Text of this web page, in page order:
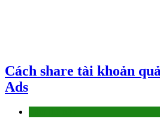
Cách share tài khoản
Ads